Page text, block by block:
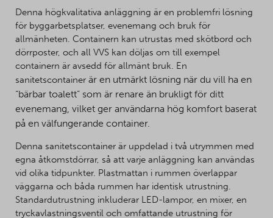
Denna högkvalitativa anläggning är en problemfri lösning
för byggarbetsplatser, evenemang och bruk för
allmänheten. Containern kan utrustas med skötbord och
dörrposter, och all VVS kan döljas om till exempel
containern är avsedd för allmänt bruk. En
sanitetscontainer är en utmärkt lösning när du vill ha en
“bärbar toalett” som är renare än brukligt för ditt
evenemang, vilket ger användarna hög komfort baserat
på en välfungerande container.
Denna sanitetscontainer är uppdelad i två utrymmen med
egna åtkomstdörrar, så att varje anläggning kan användas
vid olika tidpunkter. Plastmattan i rummen överlappar
väggarna och båda rummen har identisk utrustning.
Standardutrustning inkluderar LED-lampor, en mixer, en
tryckavlastningsventil och omfattande utrustning för